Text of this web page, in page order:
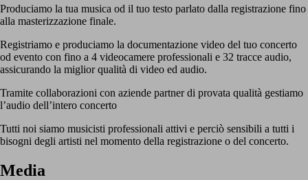
Produciamo la tua musica od il tuo testo parlato dalla registrazione fino
alla masterizzazione finale.
Registriamo e produciamo la documentazione video del tuo concerto
od evento con fino a 4 videocamere professionali e 32 tracce audio,
assicurando la miglior qualità di video ed audio.
Tramite collaborazioni con aziende partner di provata qualità gestiamo
l’audio dell’intero concerto
Tutti noi siamo musicisti professionali attivi e perciò sensibili a tutti i
bisogni degli artisti nel momento della registrazione o del concerto.
Media